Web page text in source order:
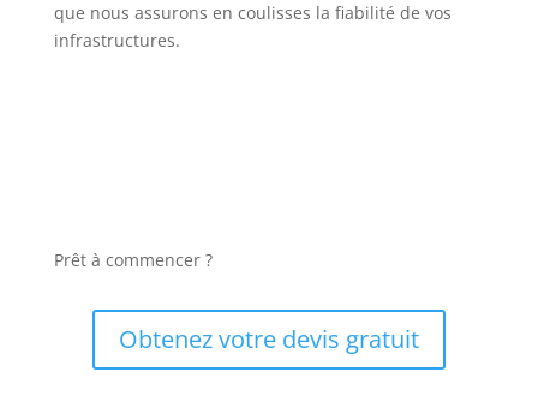
que nous assurons en coulisses la fiabilité de vos
infrastructures.
Prêt à commencer ?
Obtenez votre devis gratuit